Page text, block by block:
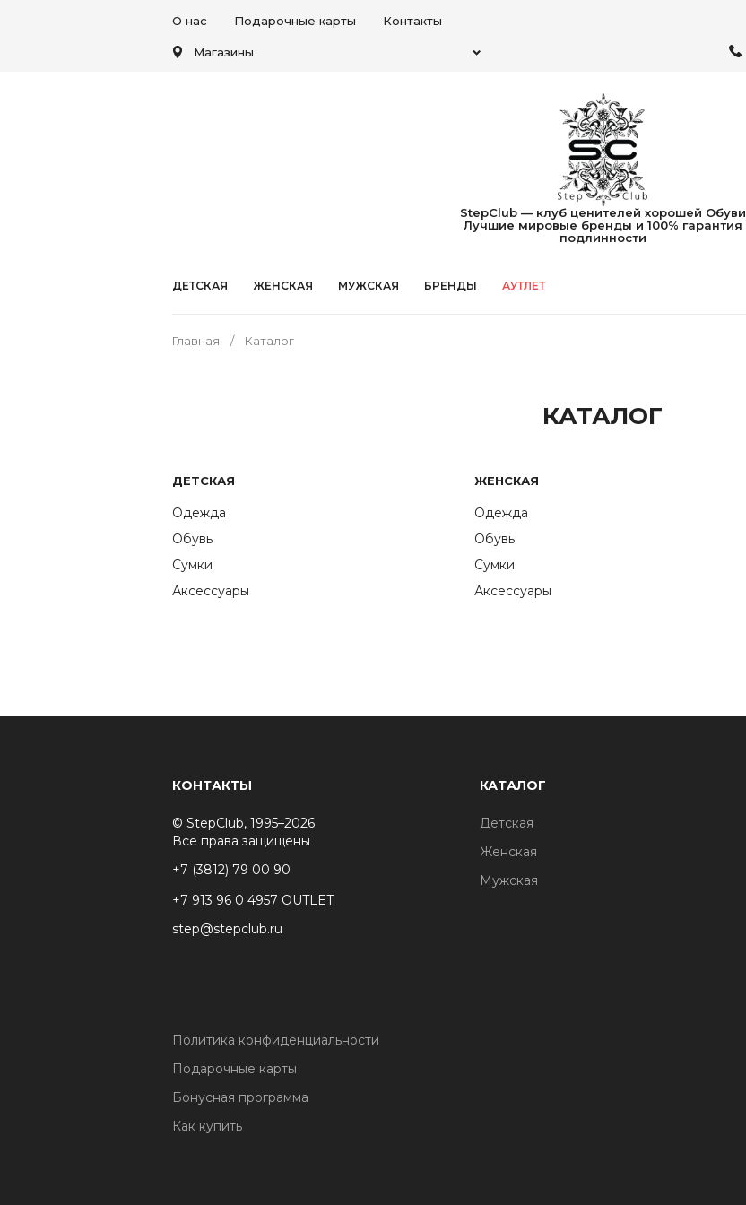
О нас Подарочные карты Контакты
Магазины
StepClub — клуб ценителей хорошей Обуви
Лучшие мировые бренды и 100% гарантия
подлинности
ДЕТСКАЯ ЖЕНСКАЯ МУЖСКАЯ БРЕНДЫ АУТЛЕТ
Главная Каталог
КАТАЛОГ
ДЕТСКАЯ
Одежда
Обувь
Сумки
Аксессуары
ЖЕНСКАЯ
Одежда
Обувь
Сумки
Аксессуары
КОНТАКТЫ
© StepClub, 1995–2026
Все права защищены
+7 (3812) 79 00 90
+7 913 96 0 4957 OUTLET
step@stepclub.ru
КАТАЛОГ
Детская
Женская
Мужская
Политика конфиденциальности
Подарочные карты
Бонусная программа
Как купить